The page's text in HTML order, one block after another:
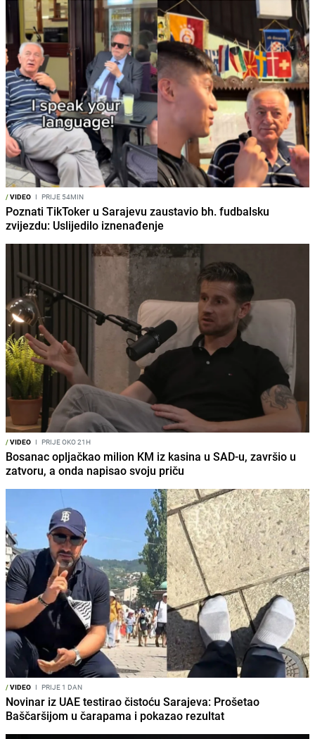
/VIDEO I PRIJE 54MIN
Poznati TikToker u Sarajevu zaustavio bh. fudbalsku
zvijezdu: Uslijedilo iznenađenje
/VIDEO I PRIJE OKO 21H
Bosanac opljačkao milion KM iz kasina u SAD-u, završio u
zatvoru, a onda napisao svoju priču
/VIDEO I PRIJE 1 DAN
Novinar iz UAE testirao čistoću Sarajeva: Prošetao
Baščaršijom u čarapama i pokazao rezultat